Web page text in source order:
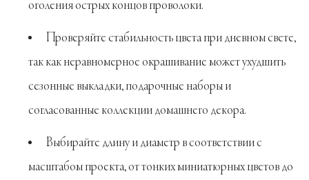
оголения острых концов проволоки.
Проверяйте стабильность цвета при дневном свете,
так как неравномерное окрашивание может ухудшить
сезонные выкладки, подарочные наборы и
согласованные коллекции домашнего декора.
Выбирайте длину и диаметр в соответствии с
масштабом проекта, от тонких миниатюрных цветов до